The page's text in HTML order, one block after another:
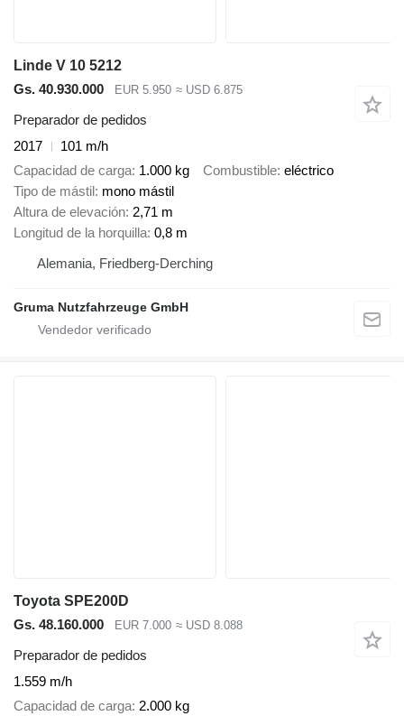
Linde V 10 5212
Gs. 40.930.000
EUR 5.950 ≈ USD 6.875
Preparador de pedidos
2017
101 m/h
Capacidad de carga 1.000 kg Combustible eléctrico
Tipo de mástil mono mástil
Altura de elevación 2,71 m
Longitud de la horquilla 0,8 m
Alemania, Friedberg-Derching
Gruma Nutzfahrzeuge GmbH
Toyota SPE200D
Gs. 48.160.000
EUR 7.000 ≈ USD 8.088
Preparador de pedidos
1.559 m/h
Capacidad de carga 2.000 kg